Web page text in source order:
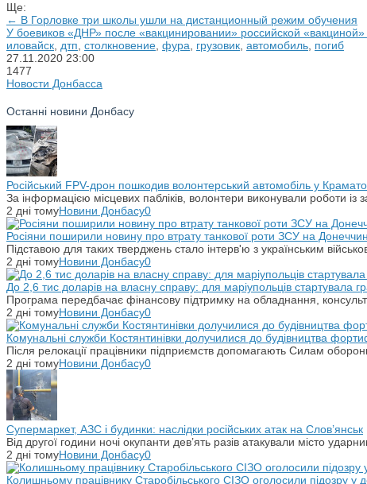
Ще:
← В Горловке три школы ушли на дистанционный режим обучения
У боевиков «ДНР» после «вакцинировании» российской
иловайск дтп столкновение фура грузовик автомобиль погиб
27.11.2020 23:00
1477
Новости Донбасса
Останні новини Донбасу
Російський FPV-дрон пошкодив волонтерський автомобіль у
За інформацією місцевих пабліків, волонтери виконували роботи
2 дні томуНовини Донбасу0
Росіяни поширили новину про втрату танкової роти ЗСУ на
Підставою для таких тверджень стало інтерв'ю з українським
2 дні томуНовини Донбасу0
До 2,6 тис доларів на власну справу: для маріупольців стартувала
Програма передбачає фінансову підтримку на обладнання,
2 дні томуНовини Донбасу0
Комунальні служби Костянтинівки долучилися до будівництва
Після релокації працівники підприємств допомагають Силам
2 дні томуНовини Донбасу0
Супермаркет, АЗС і будинки: наслідки російських атак на Слов’янськ
Від другої години ночі окупанти дев’ять разів атакували місто
2 дні томуНовини Донбасу0
Колишньому працівнику Старобільського СІЗО оголосили підозру у